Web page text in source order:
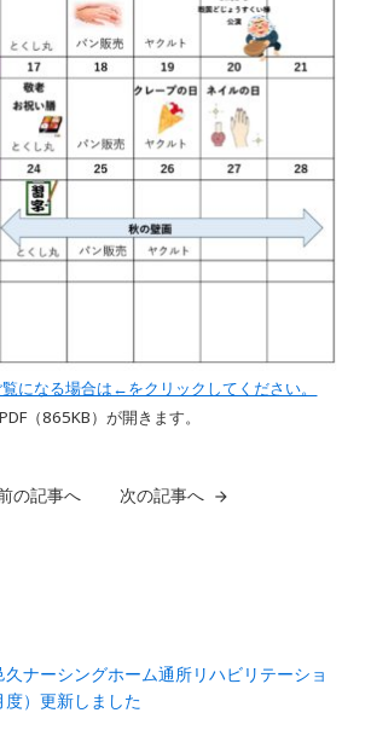
になる場合は←をクリックしてください。
PDF（865KB）が開きます。
の記事へ 次の記事へ
久ナーシングホーム通所リハビリテーショ
）更新しました